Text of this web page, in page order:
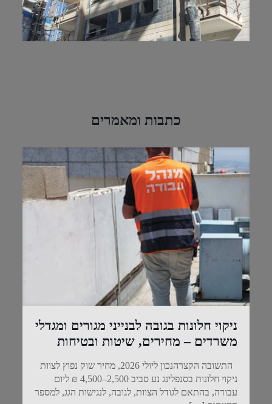
כתבות ומאמרים
ניקוי חלונות בגובה לבנייני מגורים ומגדלי
משרדים – מחירים, שיטות ובטיחות
התשובה הקצרהנכון ליולי 2026, מחיר שוק נפוץ לצוות
ניקוי חלונות בסנפלינג נע סביב 2,500–4,500 ₪ ליום
עבודה, בהתאם לגודל הצוות, לגובה, לנגישות הגג, למספר